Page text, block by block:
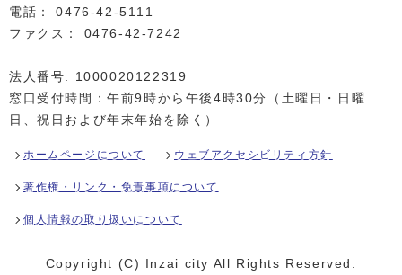
電話： 0476‐42‐5111
ファクス： 0476‐42‐7242
法人番号: 1000020122319
窓口受付時間：午前9時から午後4時30分（土曜日・日曜
日、祝日および年末年始を除く）
ホームページについて ウェブアクセシビリティ方針
著作権・リンク・免責事項について
個人情報の取り扱いについて
Copyright (C) Inzai city All Rights Reserved.